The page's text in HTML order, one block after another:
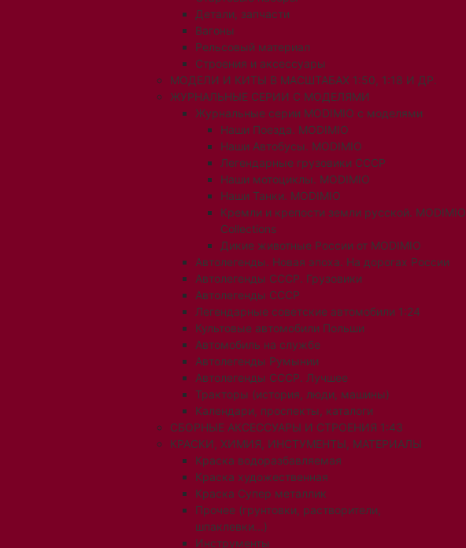
Детали, запчасти
Вагоны
Рельсовый материал
Строения и аксессуары
МОДЕЛИ И КИТЫ В МАСШТАБАХ 1:50, 1:18 И ДР.
ЖУРНАЛЬНЫЕ СЕРИИ С МОДЕЛЯМИ
Журнальные серии MODIMIO с моделями
Наши Поезда. MODIMIO
Наши Автобусы. MODIMIO
Легендарные грузовики СССР
Наши мотоциклы. MODIMIO
Наши Танки. MODIMIO
Кремли и крепости земли русской. MODIMIO
Collections
Дикие животные России от MODIMIO
Автолегенды. Новая эпоха. На дорогах России
Автолегенды СССР. Грузовики
Автолегенды СССР
Легендарные советские автомобили 1:24
Культовые автомобили Польши
Автомобиль на службе
Автолегенды Румынии
Автолегенды СССР. Лучшее
Тракторы (история, люди, машины)
Календари, проспекты, каталоги
СБОРНЫЕ АКСЕССУАРЫ И СТРОЕНИЯ 1:43
КРАСКИ, ХИМИЯ, ИНСТУМЕНТЫ, МАТЕРИАЛЫ
Краска водоразбавляемая
Краска художественная
Краска Супер металлик
Прочее (грунтовки, растворители,
шпаклевки...)
Инструменты